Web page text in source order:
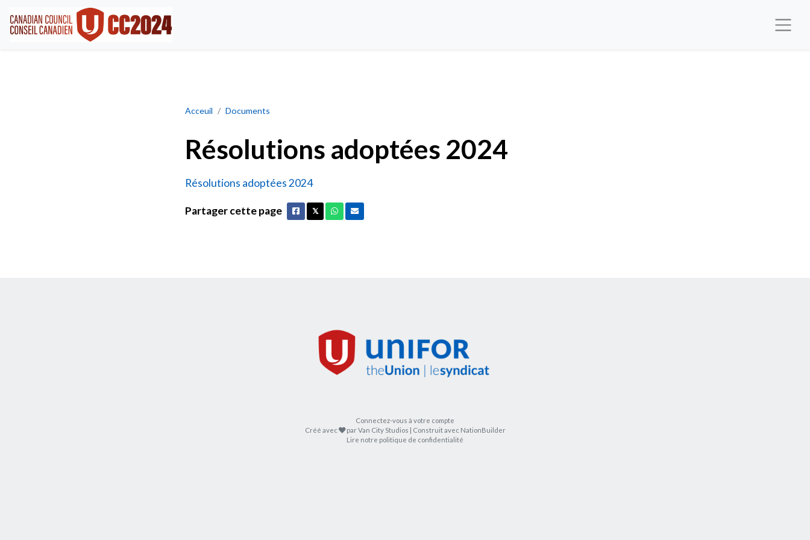
Acceuil Documents
Résolutions adoptées 2024
Résolutions adoptées 2024
Résolutions adoptées 2024
Partager cette page Facebook
𝕏X WhatsappCourriel
Connectez-vous à votre compte
Créé avec
soin
parVan City Studios | Construit avec NationBuilder
Lire notre politique de confidentialité